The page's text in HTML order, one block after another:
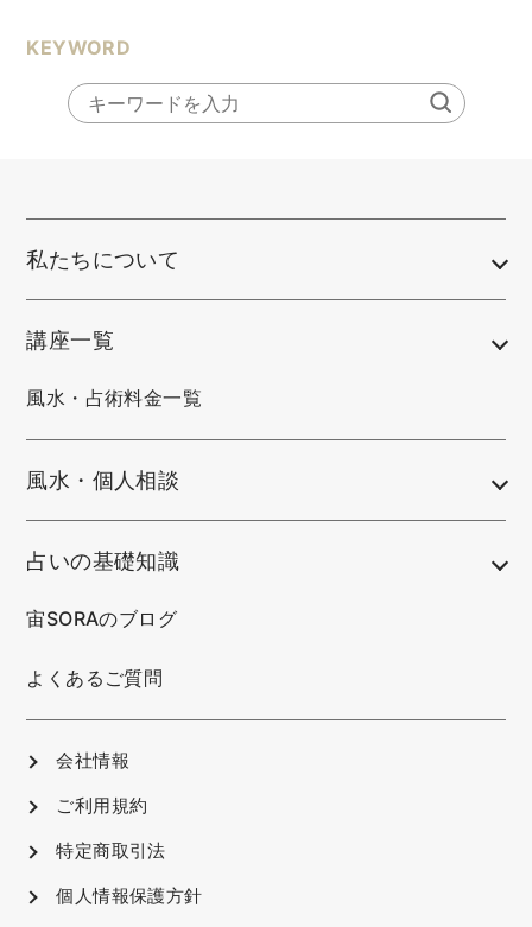
KEYWORD
私たちについて
講座一覧
風水・占術料金一覧
風水・個人相談
占いの基礎知識
宙SORAのブログ
よくあるご質問
会社情報
ご利用規約
特定商取引法
個人情報保護方針